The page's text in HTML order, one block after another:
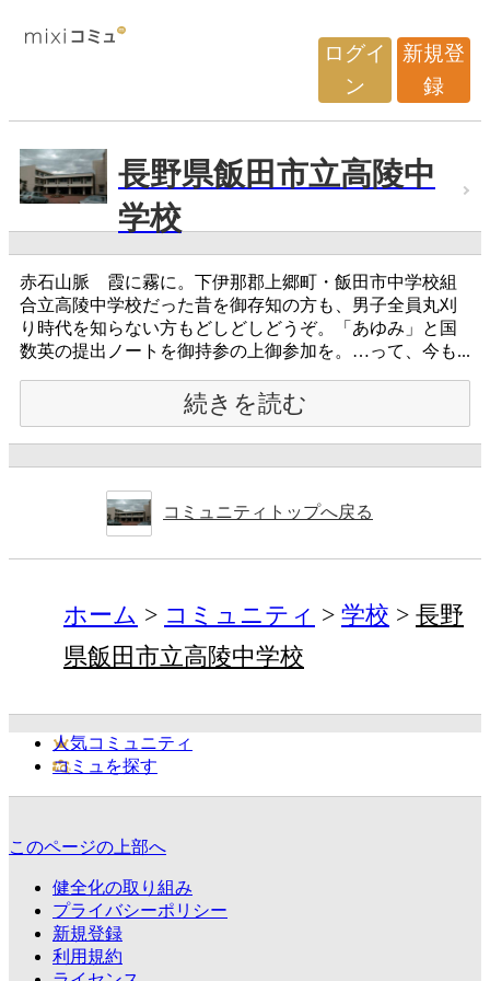
ログイ
ン
新規登
録
長野県飯田市立高陵中
学校
赤石山脈 霞に霧に。下伊那郡上郷町・飯田市中学校組
合立高陵中学校だった昔を御存知の方も、男子全員丸刈
り時代を知らない方もどしどしどうぞ。「あゆみ」と国
数英の提出ノートを御持参の上御参加を。…って、今も...
続きを読む
コミュニティトップへ戻る
ホーム コミュニティ 学校
長野
県飯田市立高陵中学校
人気コミュニティ
コミュを探す
このページの上部へ
健全化の取り組み
プライバシーポリシー
新規登録
利用規約